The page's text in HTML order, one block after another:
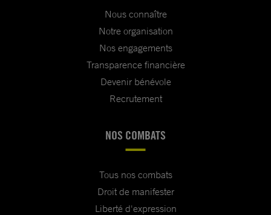
Nous connaître
Notre organisation
Nos engagements
Transparence financière
Devenir bénévole
Recrutement
NOS COMBATS
Tous nos combats
Droit de manifester
Liberté d'expression